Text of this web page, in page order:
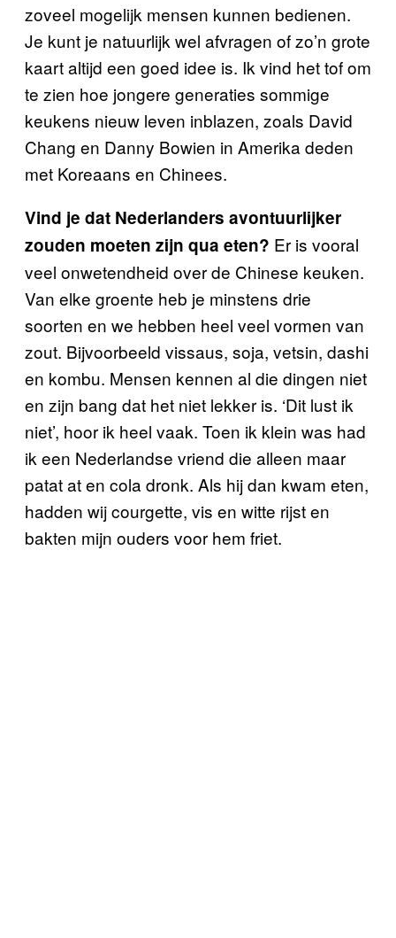
zoveel mogelijk mensen kunnen bedienen.
Je kunt je natuurlijk wel afvragen of zo’n grote
kaart altijd een goed idee is. Ik vind het tof om
te zien hoe jongere generaties sommige
keukens nieuw leven inblazen, zoals David
Chang en Danny Bowien in Amerika deden
met Koreaans en Chinees.
Vind je dat Nederlanders avontuurlijker
zouden moeten zijn qua eten? Er is vooral
veel onwetendheid over de Chinese keuken.
Van elke groente heb je minstens drie
soorten en we hebben heel veel vormen van
zout. Bijvoorbeeld vissaus, soja, vetsin, dashi
en kombu. Mensen kennen al die dingen niet
en zijn bang dat het niet lekker is. ‘Dit lust ik
niet’, hoor ik heel vaak. Toen ik klein was had
ik een Nederlandse vriend die alleen maar
patat at en cola dronk. Als hij dan kwam eten,
hadden wij courgette, vis en witte rijst en
bakten mijn ouders voor hem friet.